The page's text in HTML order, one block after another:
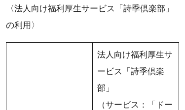
〈法人向け福利厚生サービス「詩季倶楽部」
の利用〉
法人向け福利厚生サ
ービス「詩季倶楽
部」
（サービス：「ドー